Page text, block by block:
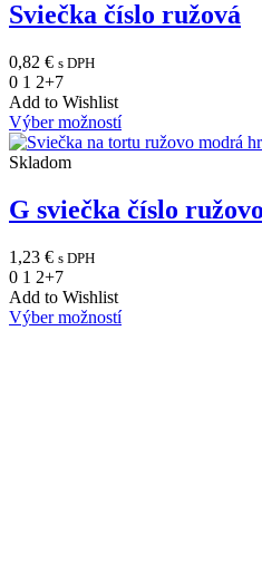
Sviečka číslo ružová
0,82 € s DPH
0 1 2+7
Add to Wishlist
Výber možností
Skladom
G sviečka číslo
1,23 € s DPH
0 1 2+7
Add to Wishlist
Výber možností